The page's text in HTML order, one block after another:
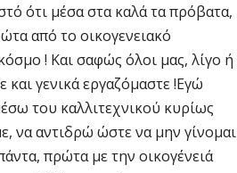
ότι μέσα στα καλά τα πρόβατα,
από το οικογενειακό
! Και σαφώς όλοι μας, λίγο ή
γενικά εργαζόμαστε !Εγώ
του καλλιτεχνικού κυρίως
να αντιδρώ ώστε να μην γίνομαι
πρώτα με την οικογένειά